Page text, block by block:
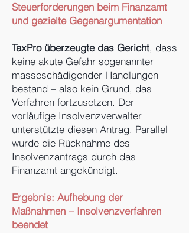
Steuerforderungen beim Finanzamt
und gezielte Gegenargumentation
TaxPro überzeugte das Gericht, dass
keine akute Gefahr sogenannter
masseschädigender Handlungen
bestand – also kein Grund, das
Verfahren fortzusetzen. Der
vorläufige Insolvenzverwalter
unterstützte diesen Antrag. Parallel
wurde die Rücknahme des
Insolvenzantrags durch das
Finanzamt angekündigt.
Ergebnis: Aufhebung der
Maßnahmen – Insolvenzverfahren
beendet